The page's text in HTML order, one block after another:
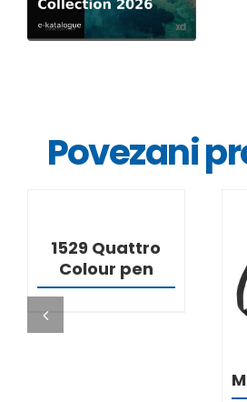
Povezani
1529 Quattro
Colour pen